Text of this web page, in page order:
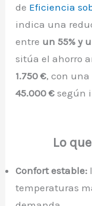
de Eficiencia
indica una
entre un 55% y
sitúa el ahorro
1.750 €, con
45.000 € según
Lo
Confort estable:
temperaturas